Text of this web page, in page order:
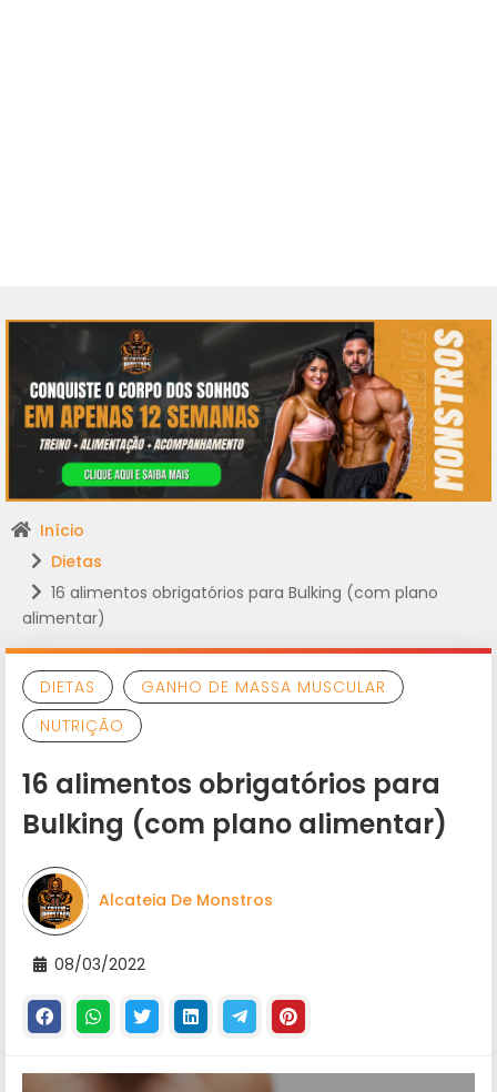
Início
Dietas
16 alimentos obrigatórios para Bulking (com plano
alimentar)
DIETAS
GANHO DE MASSA MUSCULAR
NUTRIÇÃO
16 alimentos obrigatórios para
Bulking (com plano alimentar)
Alcateia De Monstros
08/03/2022